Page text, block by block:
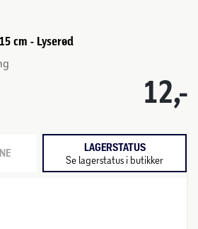
cm - Lyserød
12,-
LAGERSTATUS
Se lagerstatus i butikker